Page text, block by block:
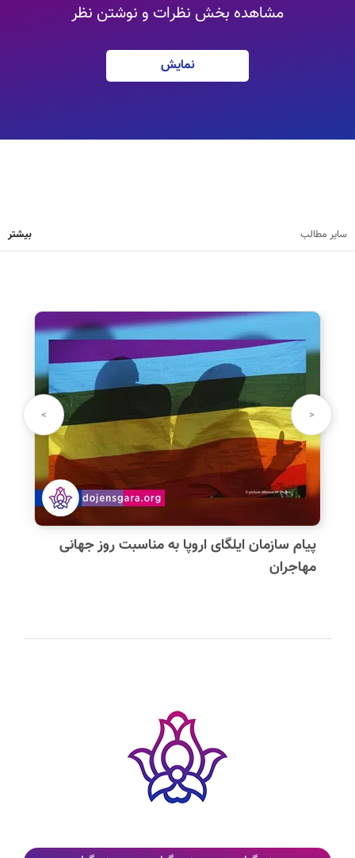
مشاهده بخش نظرات و نوشتن نظر
نمایش
کلیه نظرات پس از بررسی و تایید مدیر وب‌سایت، به‌صورت عمومی منتشر می‌شوند
سایر مطالب بیشتر
<
>
پیام سازمان ایلگای اروپا به مناسبت روز جهانی
مهاجران